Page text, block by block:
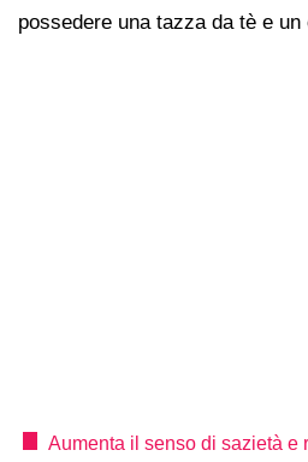
possedere una tazza da tè e
Aumenta il senso di sazietà e